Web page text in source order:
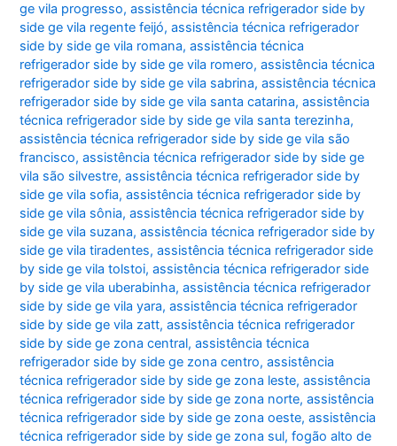
ge vila progresso,assistência técnica refrigerador side by
side ge vila regente feijó,assistência técnica refrigerador
side by side ge vila romana,assistência técnica
refrigerador side by side ge vila romero,assistência técnica
refrigerador side by side ge vila sabrina,assistência técnica
refrigerador side by side ge vila santa catarina,assistência
técnica refrigerador side by side ge vila santa terezinha,
assistência técnica refrigerador side by side ge vila são
francisco,assistência técnica refrigerador side by side ge
vila são silvestre,assistência técnica refrigerador side by
side ge vila sofia,assistência técnica refrigerador side by
side ge vila sônia,assistência técnica refrigerador side by
side ge vila suzana,assistência técnica refrigerador side by
side ge vila tiradentes,assistência técnica refrigerador side
by side ge vila tolstoi,assistência técnica refrigerador side
by side ge vila uberabinha,assistência técnica refrigerador
side by side ge vila yara,assistência técnica refrigerador
side by side ge vila zatt,assistência técnica refrigerador
side by side ge zona central,assistência técnica
refrigerador side by side ge zona centro,assistência
técnica refrigerador side by side ge zona leste,assistência
técnica refrigerador side by side ge zona norte,assistência
técnica refrigerador side by side ge zona oeste,assistência
técnica refrigerador side by side ge zona sul,fogão alto de